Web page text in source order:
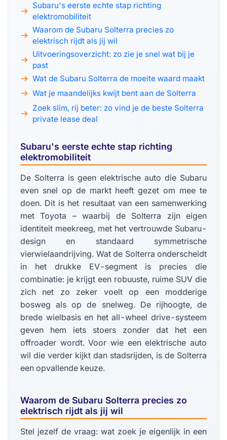
Subaru's eerste echte stap richting
elektromobiliteit
Waarom de Subaru Solterra precies zo
elektrisch rijdt als jij wil
Uitvoeringsoverzicht: zo zie je snel wat bij je
past
Wat de Subaru Solterra de moeite waard maakt
Wat je maandelijks kwijt bent aan de Solterra
Zoek slim, rij beter: zo vind je de beste Solterra
private lease deal
Subaru's eerste echte stap richting
elektromobiliteit
De Solterra is geen elektrische auto die Subaru
even snel op de markt heeft gezet om mee te
doen. Dit is het resultaat van een samenwerking
met Toyota – waarbij de Solterra zijn eigen
identiteit meekreeg, met het vertrouwde Subaru-
design en standaard symmetrische
vierwielaandrijving. Wat de Solterra onderscheidt
in het drukke EV-segment is precies die
combinatie: je krijgt een robuuste, ruime SUV die
zich net zo zeker voelt op een modderige
bosweg als op de snelweg. De rijhoogte, de
brede wielbasis en het all-wheel drive-systeem
geven hem iets stoers zonder dat het een
offroader wordt. Voor wie een elektrische auto
wil die verder kijkt dan stadsrijden, is de Solterra
een opvallende keuze.
Waarom de Subaru Solterra precies zo
elektrisch rijdt als jij wil
Stel jezelf de vraag: wat zoek je eigenlijk in een